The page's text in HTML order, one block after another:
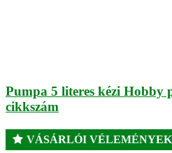
Pumpa 5 literes kézi Hobby
cikkszám
VÁSÁRLÓI VÉLEMÉNYEK